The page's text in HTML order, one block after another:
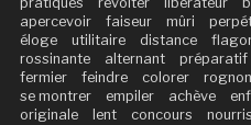
apercevoir
faiseur mûri
éloge
utilitaire distance
rossinante
alternant préparatif
fermier
feindre colorer
se montrer
empiler achève
originale
lent concours